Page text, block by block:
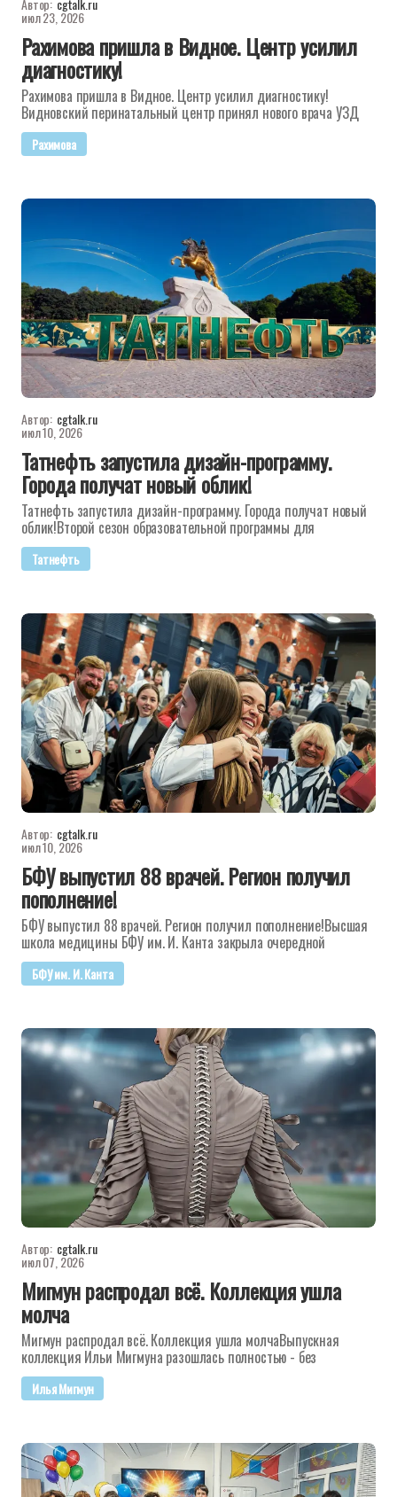
Автор: cgtalk.ru
июл 23, 2026
Рахимова пришла в Видное. Центр усилил
диагностику!
Рахимова пришла в Видное. Центр усилил диагностику!
Видновский перинатальный центр принял нового врача УЗД
Рахимова
Автор: cgtalk.ru
июл 10, 2026
Татнефть запустила дизайн-программу.
Города получат новый облик!
Татнефть запустила дизайн-программу. Города получат новый
облик!Второй сезон образовательной программы для
Татнефть
Автор: cgtalk.ru
июл 10, 2026
БФУ выпустил 88 врачей. Регион получил
пополнение!
БФУ выпустил 88 врачей. Регион получил пополнение!Высшая
школа медицины БФУ им. И. Канта закрыла очередной
БФУ им. И. Канта
Автор: cgtalk.ru
июл 07, 2026
Мигмун распродал всё. Коллекция ушла
молча
Мигмун распродал всё. Коллекция ушла молчаВыпускная
коллекция Ильи Мигмуна разошлась полностью - без
Илья Мигмун